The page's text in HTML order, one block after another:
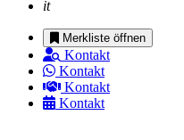
it
Merkliste öffnen
Kontakt
Kontakt
Kontakt
Kontakt